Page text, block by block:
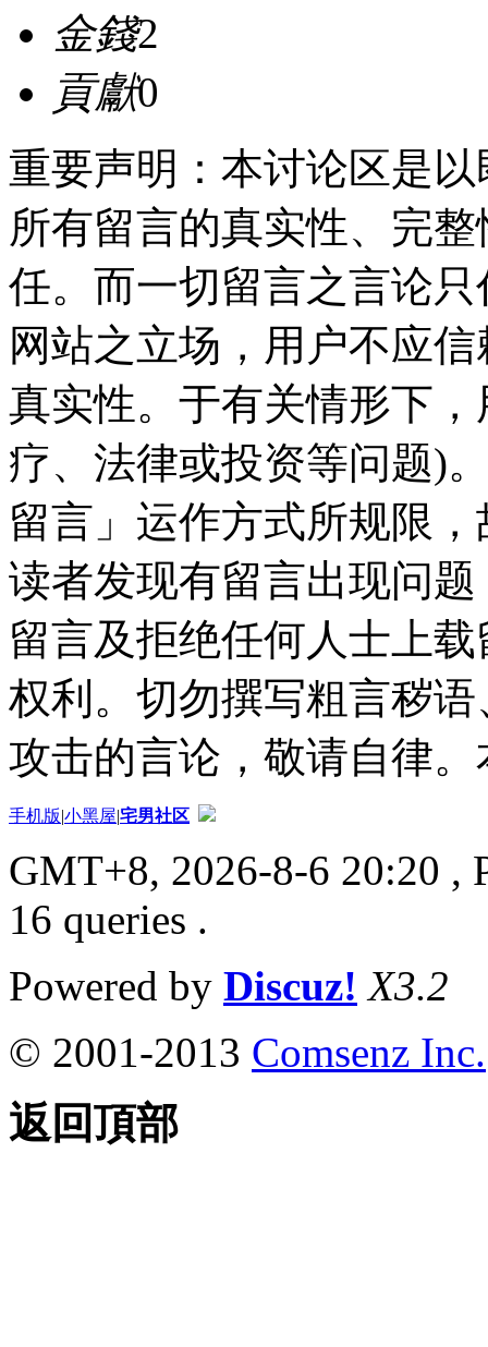
金錢2
貢獻0
重要声明：本讨论区是
所有留言的真实性、完
任。而一切留言之言论
网站之立场，用户不应
真实性。于有关情形下
疗、法律或投资等问题)
留言」运作方式所规限
读者发现有留言出现问
留言及拒绝任何人士上
权利。切勿撰写粗言秽
攻击的言论，敬请自律
手机版|小黑屋|宅男社区
GMT+8, 2026-8-6 20:20 ,
16 queries .
Powered by Discuz! X3.2
© 2001-2013 Comsenz Inc.
返回頂部